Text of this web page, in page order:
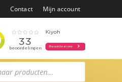
Contact Mijn account